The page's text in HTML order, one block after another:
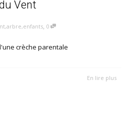
Vent
,arbre,enfants, 0
crèche parentale
En lire plus